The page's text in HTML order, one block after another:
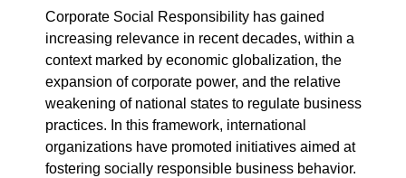
Corporate Social Responsibility has gained
increasing relevance in recent decades, within a
context marked by economic globalization, the
expansion of corporate power, and the relative
weakening of national states to regulate business
practices. In this framework, international
organizations have promoted initiatives aimed at
fostering socially responsible business behavior.